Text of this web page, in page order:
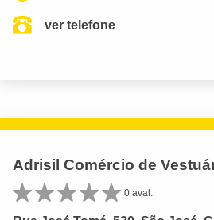
ver telefone
Adrisil Comércio de
0 aval.